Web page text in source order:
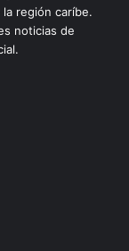
región caríbe.
noticias de